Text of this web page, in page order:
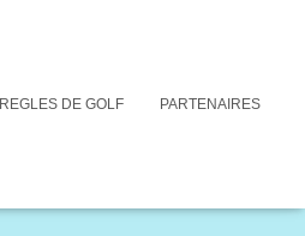
de coups successifs conformément
d'une balle en jeu ou (ii) modifier
de cette autre Règle et non de la
REGLES DE GOLF PARTENAIRES